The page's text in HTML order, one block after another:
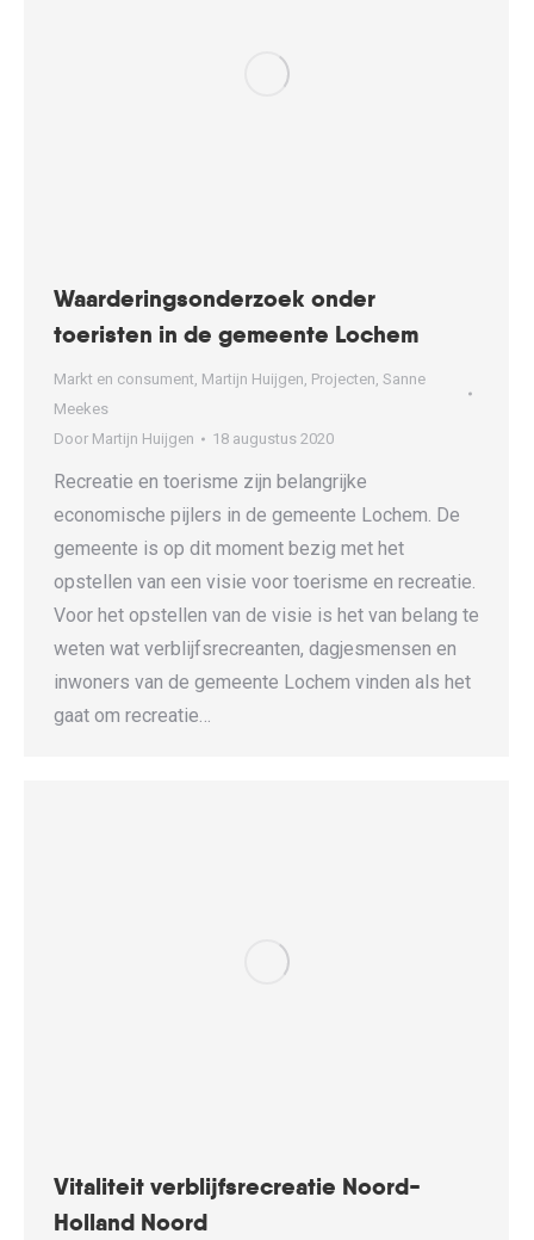
Waarderingsonderzoek onder
toeristen in de gemeente Lochem
Markt en consument, Martijn Huijgen, Projecten, Sanne
Meekes
Door Martijn Huijgen 18 augustus 2020
Recreatie en toerisme zijn belangrijke
economische pijlers in de gemeente Lochem. De
gemeente is op dit moment bezig met het
opstellen van een visie voor toerisme en recreatie.
Voor het opstellen van de visie is het van belang te
weten wat verblijfsrecreanten, dagjesmensen en
inwoners van de gemeente Lochem vinden als het
gaat om recreatie…
Vitaliteit verblijfsrecreatie Noord-
Holland Noord